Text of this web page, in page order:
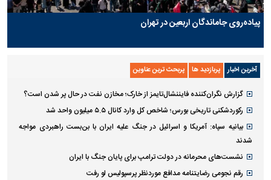
پیاده‌روی جاماندگان اربعین در تهران
آخرین اخبار پربازدید ها پربحث ترین عناوین
گزارش نگران‌کننده فایننشال‌تایمز از خارک؛ مخازن نفت در حال پر شدن است؟
رکوردشکنی تاریخی بورس؛ شاخص کل وارد کانال ۵.۵ میلیون واحد شد
بیانیه سپاه: آمریکا و اسرائیل در جنگ علیه ایران با بن‌بست راهبردی مواجه
شدند
نشست‌های محرمانه در دولت ترامپ برای پایان جنگ با ایران
رقم نجومی رضایتنامه مدافع موردنظر پرسپولیس لو رفت